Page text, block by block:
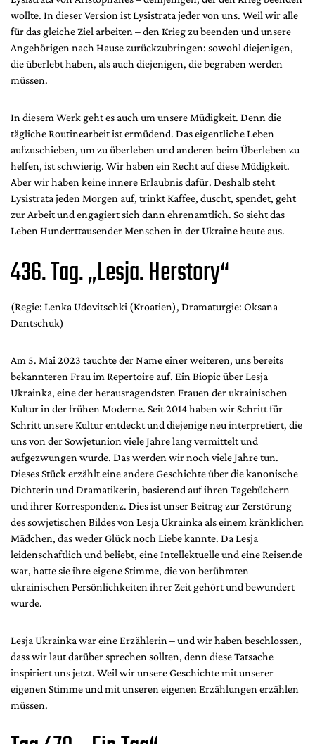
wollte. In dieser Version ist Lysistrata jeder von uns. Weil wir alle
für das gleiche Ziel arbeiten – den Krieg zu beenden und unsere
Angehörigen nach Hause zurückzubringen: sowohl diejenigen,
die überlebt haben, als auch diejenigen, die begraben werden
müssen.
In diesem Werk geht es auch um unsere Müdigkeit. Denn die
tägliche Routinearbeit ist ermüdend. Das eigentliche Leben
aufzuschieben, um zu überleben und anderen beim Überleben zu
helfen, ist schwierig. Wir haben ein Recht auf diese Müdigkeit.
Aber wir haben keine innere Erlaubnis dafür. Deshalb steht
Lysistrata jeden Morgen auf, trinkt Kaffee, duscht, spendet, geht
zur Arbeit und engagiert sich dann ehrenamtlich. So sieht das
Leben Hunderttausender Menschen in der Ukraine heute aus.
436. Tag. „Lesja. Herstory“
(Regie: Lenka Udovitschki (Kroatien), Dramaturgie: Oksana
Dantschuk)
Am 5. Mai 2023 tauchte der Name einer weiteren, uns bereits
bekannteren Frau im Repertoire auf. Ein Biopic über Lesja
Ukrainka, eine der herausragendsten Frauen der ukrainischen
Kultur in der frühen Moderne. Seit 2014 haben wir Schritt für
Schritt unsere Kultur entdeckt und diejenige neu interpretiert, die
uns von der Sowjetunion viele Jahre lang vermittelt und
aufgezwungen wurde. Das werden wir noch viele Jahre tun.
Dieses Stück erzählt eine andere Geschichte über die kanonische
Dichterin und Dramatikerin, basierend auf ihren Tagebüchern
und ihrer Korrespondenz. Dies ist unser Beitrag zur Zerstörung
des sowjetischen Bildes von Lesja Ukrainka als einem kränklichen
Mädchen, das weder Glück noch Liebe kannte. Da Lesja
leidenschaftlich und beliebt, eine Intellektuelle und eine Reisende
war, hatte sie ihre eigene Stimme, die von berühmten
ukrainischen Persönlichkeiten ihrer Zeit gehört und bewundert
wurde.
Lesja Ukrainka war eine Erzählerin – und wir haben beschlossen,
dass wir laut darüber sprechen sollten, denn diese Tatsache
inspiriert uns jetzt. Weil wir unsere Geschichte mit unserer
eigenen Stimme und mit unseren eigenen Erzählungen erzählen
müssen.